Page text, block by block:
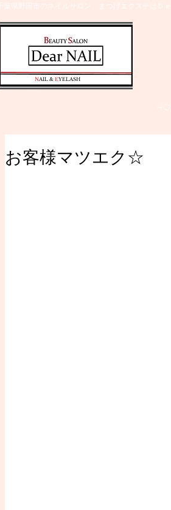
千葉県野田市のネイルサロン、まつげエクステはＤ
​NAIL & EYELASH
お客様マツエク☆